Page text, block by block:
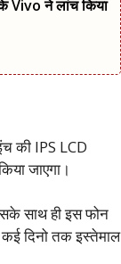
Vivo ने लांच किया
की IPS LCD
जाएगा।
साथ ही इस फोन
कई दिनो तक इस्तेमाल